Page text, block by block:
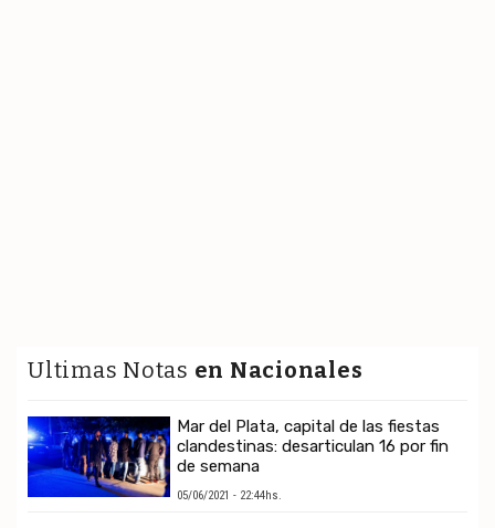
Ultimas Notas en Nacionales
Mar del Plata, capital de las fiestas
clandestinas: desarticulan 16 por fin
de semana
05/06/2021 - 22:44hs.